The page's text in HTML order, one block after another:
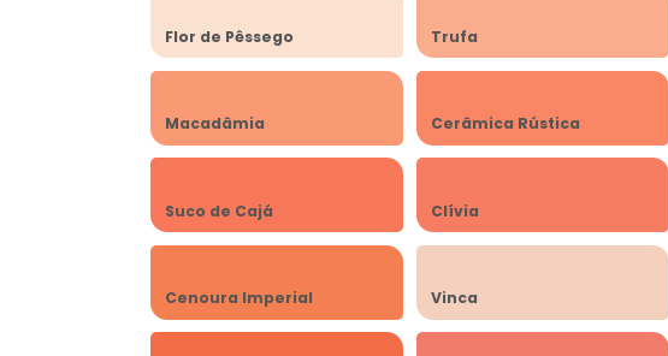
Flor de Pêssego Trufa
Macadâmia Cerâmica Rústica
Suco de Cajá Clívia
Cenoura Imperial Vinca